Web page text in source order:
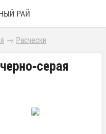
РАЙ
→ Расчески
серая